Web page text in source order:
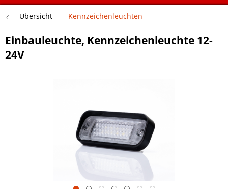
Übersicht Kennzeichenleuchten
Einbauleuchte, Kennzeichenleuchte 12-
24V